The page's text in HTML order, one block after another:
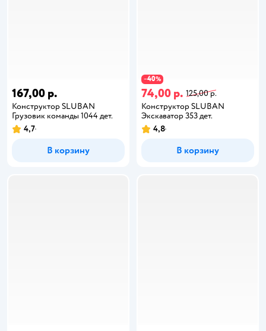
167,00 р.
Конструктор SLUBAN
Грузовик команды 1044 дет.
4,7
В корзину
−40%
74,00 р. 125,00 р.
Конструктор SLUBAN
Экскаватор 353 дет.
4,8
В корзину